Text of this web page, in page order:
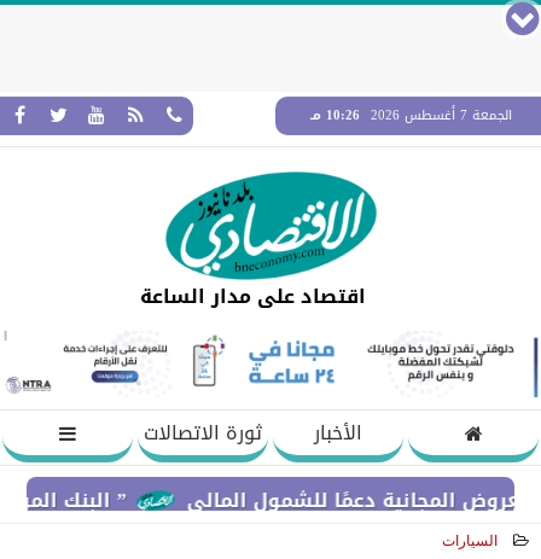
الجمعة 7 أغسطس 2026 10:26 مـ
اقتصاد على مدار الساعة
الأخبار
ثورة الاتصالات
” البنك المركزي” : معدلات الشمول المالي
دعمًا للشمول المالي
السيارات